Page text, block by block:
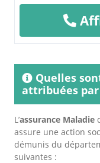
Quelles
attribuées par
L’assurance Maladie
assure une action
démunis du
suivantes :